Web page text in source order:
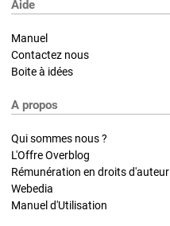
Aide
Manuel
Contactez nous
Boite à idées
A propos
Qui sommes nous ?
L'Offre Overblog
Rémunération en droits d'auteur
Webedia
Manuel d'Utilisation